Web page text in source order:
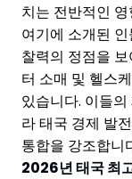
치는 전반적인
여기에 소개된
찰력의 정점을
터 소매 및 헬스
있습니다. 이들
라 태국 경제 발
통합을 강조합니
2026년 태국 최